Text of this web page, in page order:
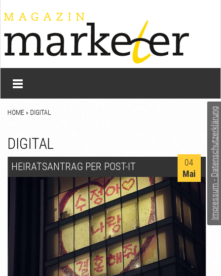
Impressum - Datenschutzerklärung
HOME » DIGITAL
DIGITAL
HEIRATSANTRAG PER POST-IT
04
Mai